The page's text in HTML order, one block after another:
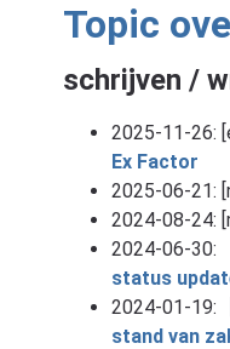
Topic
schrijven /
2025-11-26:
Ex Factor
2025-06-21:
2024-08-24:
2024-06-30:
status
2024-01-19:
stand van